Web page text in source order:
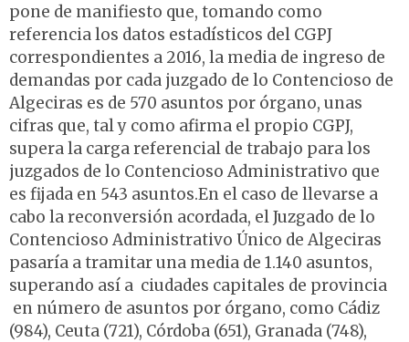
pone de manifiesto que, tomando como
referencia los datos estadísticos del CGPJ
correspondientes a 2016, la media de ingreso de
demandas por cada juzgado de lo Contencioso de
Algeciras es de 570 asuntos por órgano, unas
cifras que, tal y como afirma el propio CGPJ,
supera la carga referencial de trabajo para los
juzgados de lo Contencioso Administrativo que
es fijada en 543 asuntos.En el caso de llevarse a
cabo la reconversión acordada, el Juzgado de lo
Contencioso Administrativo Único de Algeciras
pasaría a tramitar una media de 1.140 asuntos,
superando así a ciudades capitales de provincia
en número de asuntos por órgano, como Cádiz
(984), Ceuta (721), Córdoba (651), Granada (748),